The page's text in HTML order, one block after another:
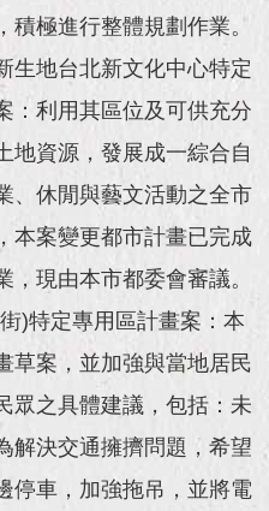
積極進行整體規劃作業。
生地台北新文化中心特定
：利用其區位及可供充分
地資源，發展成一綜合自
、休閒與藝文活動之全市
本案變更都市計畫已完成
，現由本市都委會審議。
)特定專用區計畫案：本
草案，並加強與當地居民
眾之具體建議，包括：未
解決交通擁擠問題，希望
停車，加強拖吊，並將電